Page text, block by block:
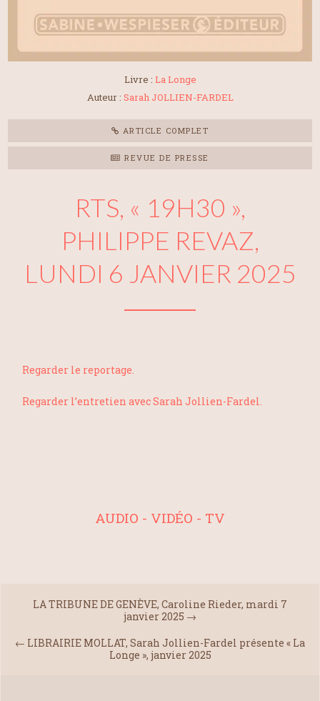
Livre : La Longe
Auteur : Sarah JOLLIEN-FARDEL
ARTICLE COMPLET
REVUE DE PRESSE
RTS, « 19H30 »,
PHILIPPE REVAZ,
LUNDI 6 JANVIER 2025
Regarder le reportage.
Regarder l’entretien avec Sarah Jollien-Fardel.
AUDIO - VIDÉO - TV
LA TRIBUNE DE GENÈVE, Caroline Rieder, mardi 7
janvier 2025 →
← LIBRAIRIE MOLLAT, Sarah Jollien-Fardel présente « La
Longe », janvier 2025